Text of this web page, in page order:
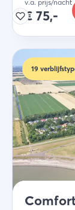
v.a. prijs/nacht
€ 75,-
19